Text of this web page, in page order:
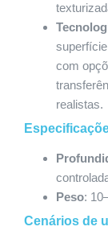
com
realistas.
Peso:
Cenários de